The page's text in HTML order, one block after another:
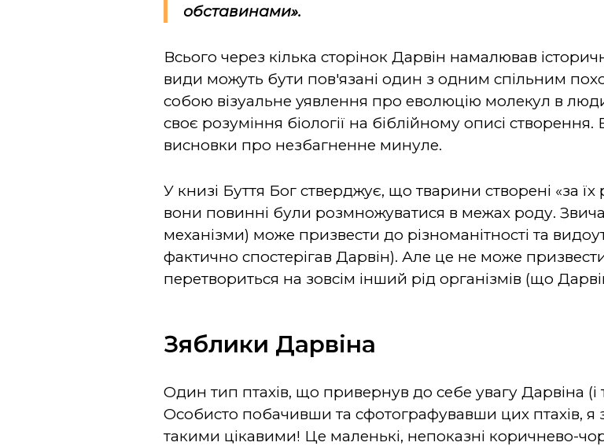
обставинами».
Всього через кілька сторінок Дарвін намалював
види можуть бути пов'язані один з одним спільним
собою візуальне уявлення про еволюцію молекул в
своє розуміння біології на біблійному описі
висновки про незбагненне минуле.
У книзі Буття Бог стверджує, що тварини створені «за
вони повинні були розмножуватися в межах роду.
механізми) може призвести до різноманітності та
фактично спостерігав Дарвін). Але це не може
перетвориться на зовсім інший рід організмів (що
Зяблики Дарвіна
Один тип птахів, що привернув до себе увагу Дарвіна
Особисто побачивши та сфотографувавши цих птахів, я
такими цікавими! Це маленькі, непоказні коричнево-